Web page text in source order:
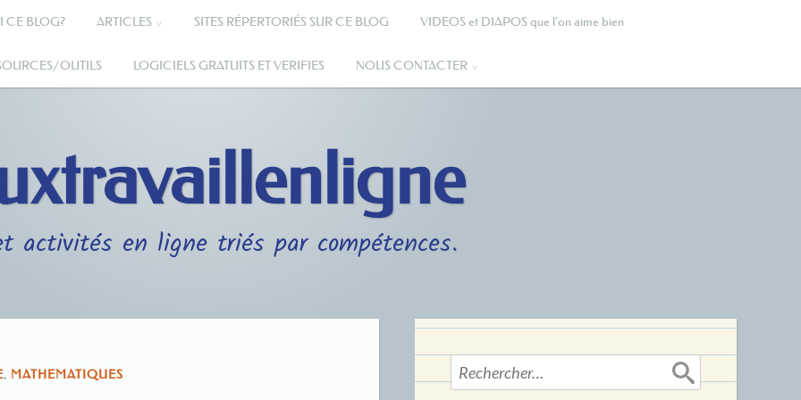
CE BLOG? ARTICLES SITES RÉPERTORIÉS SUR CE BLOG VIDEOS et DIAPOS que l’on aime bien
OUTILS LOGICIELS GRATUITS ET VERIFIES NOUS CONTACTER
activités en ligne triés par compétences.
,MATHEMATIQUES Rechercher :